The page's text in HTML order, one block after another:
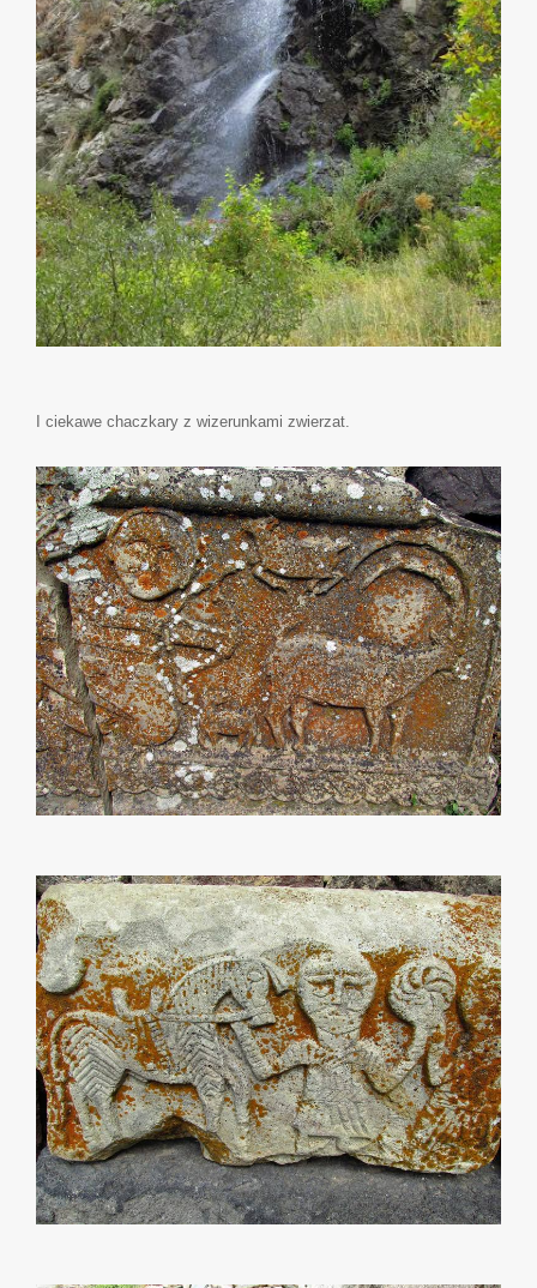
I ciekawe chaczkary z wizerunkami zwierzat.